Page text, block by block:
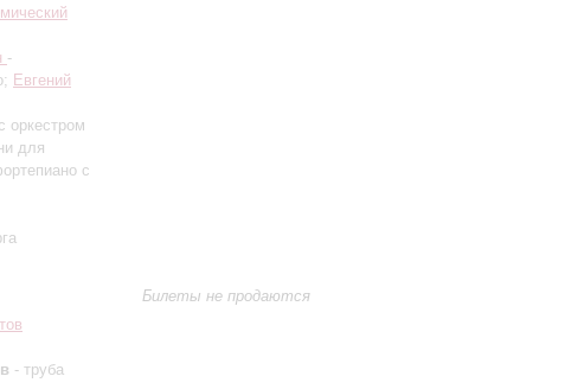
-
Евгений
оркестром
для
с
- труба
Билеты не продаются